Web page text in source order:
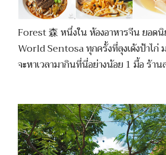
Forest 森 หนึ่งใน ห้องอาหารจีน ยอด
World Sentosa ทุกครั้งที่ลุงเด้งป้าไก่
จะหาเวลามากินที่นี่อย่างน้อย 1 มื้อ ร้า